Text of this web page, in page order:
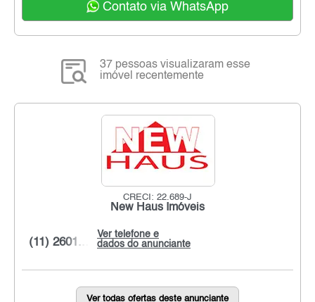
Contato via WhatsApp
37 pessoas visualizaram esse
imóvel recentemente
CRECI: 22.689-J
New Haus Imóveis
Ver telefone e
dados do anunciante
(11) 2601...
Ver todas ofertas deste anunciante